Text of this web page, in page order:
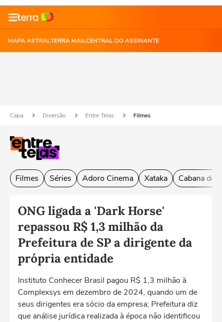
MAPA ASTRALTERRA MAILCENTRAL DO ASSINANTE
Capa Diversão Entre Telas Filmes
Filmes Séries Adoro Cinema Xataka Cabana do
ONG ligada a 'Dark Horse'
repassou R$ 1,3 milhão da
Prefeitura de SP a dirigente da
própria entidade
Instituto Conhecer Brasil pagou R$ 1,3 milhão à
Complexsys em dezembro de 2024, quando um de
seus dirigentes era sócio da empresa; Prefeitura diz
que análise jurídica realizada à época não identificou